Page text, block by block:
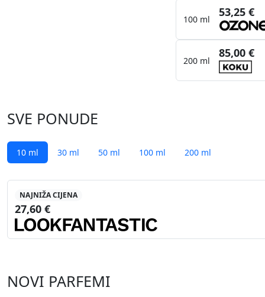
100 ml
53,25 €
200 ml
85,00 €
SVE PONUDE
10 ml 30 ml 50 ml 100 ml 200 ml
NAJNIŽA CIJENA
27,60 €
NOVI PARFEMI